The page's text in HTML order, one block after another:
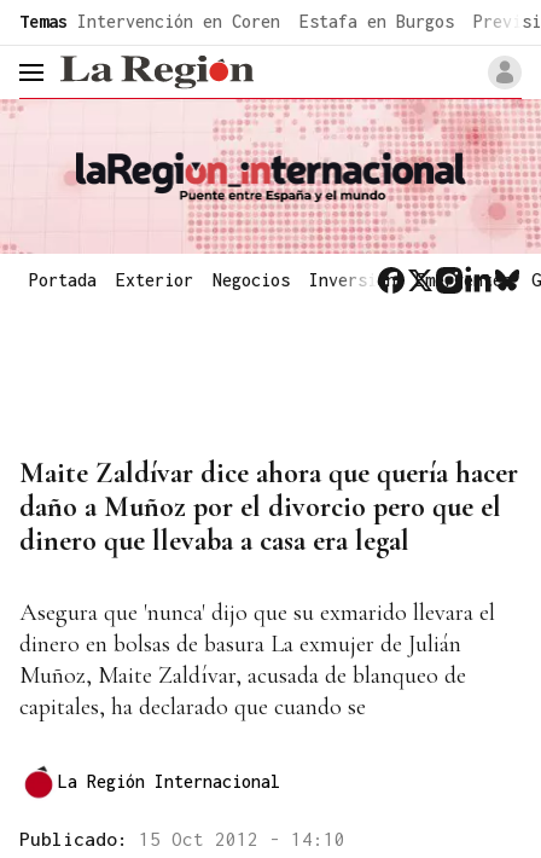
common.go-to-content
Temas Intervención en Coren Estafa en Burgos
header.menu.open
Portada Exterior Negocios Inversión Emergentes
Maite Zaldívar dice ahora que quería hacer
daño a Muñoz por el divorcio pero que el
dinero que llevaba a casa era legal
Asegura que 'nunca' dijo que su exmarido llevara el
dinero en bolsas de basura La exmujer de Julián
Muñoz, Maite Zaldívar, acusada de blanqueo de
capitales, ha declarado que cuando se
La Región Internacional
Publicado: 15 Oct 2012 - 14:10